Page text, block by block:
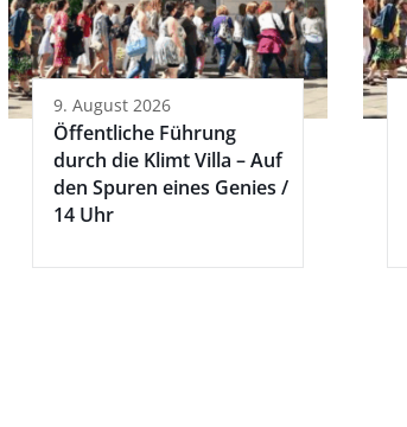
9. August 2026
Öffentliche Führung
durch die Klimt Villa – Auf
den Spuren eines Genies /
14 Uhr